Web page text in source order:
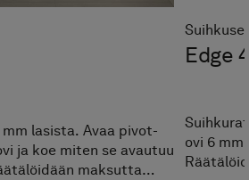
lasista. Avaa pivot-
ja koe miten se avautuu
maksutta
Edge 4
ovi 6